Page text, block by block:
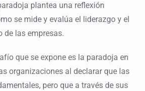
plantea una reflexión
se mide y evalúa el liderazgo y el
de las empresas.
que se expone es la paradoja en
organizaciones al declarar que las
pero que a través de sus